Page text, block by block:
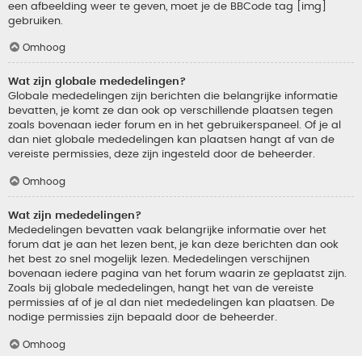
een afbeelding weer te geven, moet je de BBCode tag [img]
gebruiken.
Omhoog
Wat zijn globale mededelingen?
Globale mededelingen zijn berichten die belangrijke informatie
bevatten, je komt ze dan ook op verschillende plaatsen tegen
zoals bovenaan ieder forum en in het gebruikerspaneel. Of je al
dan niet globale mededelingen kan plaatsen hangt af van de
vereiste permissies, deze zijn ingesteld door de beheerder.
Omhoog
Wat zijn mededelingen?
Mededelingen bevatten vaak belangrijke informatie over het
forum dat je aan het lezen bent, je kan deze berichten dan ook
het best zo snel mogelijk lezen. Mededelingen verschijnen
bovenaan iedere pagina van het forum waarin ze geplaatst zijn.
Zoals bij globale mededelingen, hangt het van de vereiste
permissies af of je al dan niet mededelingen kan plaatsen. De
nodige permissies zijn bepaald door de beheerder.
Omhoog